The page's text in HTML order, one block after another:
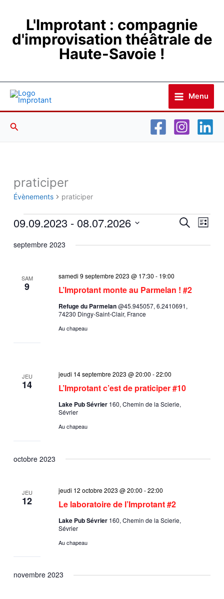
contenuL'Improtant : compagnie
d'improvisation théâtrale de
Haute-Savoie !
Menu
Rechercher
praticiper
Évènements praticiper
Évènements
Recherche
navigation
Recherche
vues
Liste
09.09.2023 - 08.07.2026
une
septembre 2023
SAM
9 L’Improtant monte au Parmelan ! #2
samedi 9 septembre 2023 @ 17:30 - 19:00
Refuge du Parmelan@45.945057, 6.2410691,
74230 Dingy-Saint-Clair, France
Au chapeau
JEU
14 L’Improtant c’est de praticiper #10
jeudi 14 septembre 2023 @ 20:00 -22:00
Lake Pub Sévrier 160, Chemin de la Scierie,
Sévrier
Au chapeau
octobre 2023
JEU
12 Le laboratoire de l’Improtant #2
jeudi 12 octobre 2023 @ 20:00 -22:00
Lake Pub Sévrier 160, Chemin de la Scierie,
Sévrier
Au chapeau
novembre 2023